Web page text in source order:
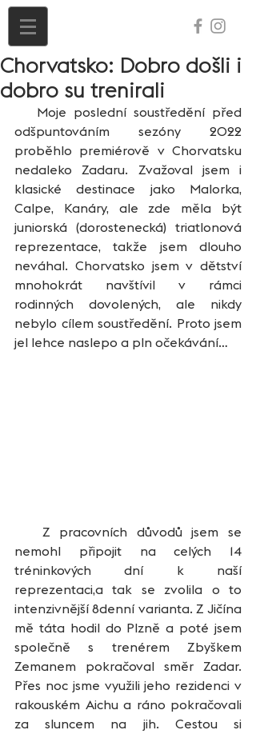
Chorvatsko: Dobro došli i
dobro su trenirali
odšpuntováním sezóny 2022
proběhlo premiérově v Chorvatsku
nedaleko Zadaru. Zvažoval jsem i
klasické destinace jako Malorka,
Calpe, Kanáry, ale zde měla být
juniorská (dorostenecká) triatlonová
reprezentace, takže jsem dlouho
neváhal. Chorvatsko jsem v dětství
mnohokrát navštívil v rámci
rodinných dovolených, ale nikdy
nebylo cílem soustředění. Proto jsem
jel lehce naslepo a pln očekávání…
nemohl připojit na celých 14
tréninkových dní k naší
reprezentaci,a tak se zvolila o to
intenzivnější 8denní varianta. Z Jičína
mě táta hodil do Plzně a poté jsem
společně s trenérem Zbyškem
Zemanem pokračoval směr Zadar.
Přes noc jsme využili jeho rezidenci v
rakouském Aichu a ráno pokračovali
za sluncem na jih. Cestou si